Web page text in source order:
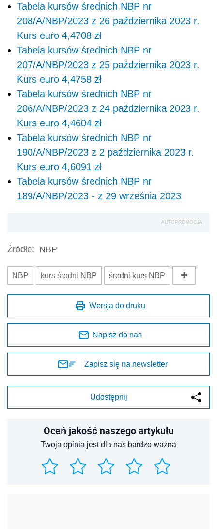
Tabela kursów średnich NBP nr
208/A/NBP/2023 z 26 października 2023 r.
Kurs euro 4,4708 zł
Tabela kursów średnich NBP nr
207/A/NBP/2023 z 25 października 2023 r.
Kurs euro 4,4758 zł
Tabela kursów średnich NBP nr
206/A/NBP/2023 z 24 października 2023 r.
Kurs euro 4,4604 zł
Tabela kursów średnich NBP nr
190/A/NBP/2023 z 2 października 2023 r.
Kurs euro 4,6091 zł
Tabela kursów średnich NBP nr
189/A/NBP/2023 - z 29 września 2023
AUTOPROMOCJA
Źródło: NBP
NBP kurs średni NBP średni kurs NBP
Wersja do druku
Napisz do nas
Zapisz się na newsletter
Udostępnij
Oceń jakość naszego artykułu
Twoja opinia jest dla nas bardzo ważna